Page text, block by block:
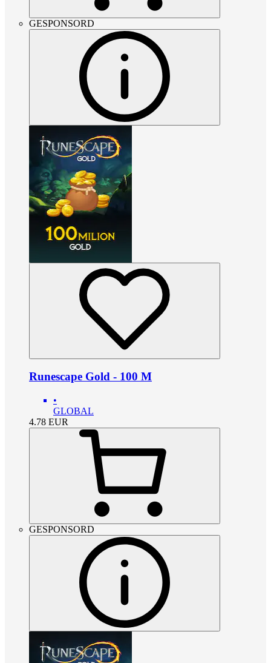
GESPONSORD
Runescape Gold - 100 M
•
GLOBAL
4.78 EUR
GESPONSORD